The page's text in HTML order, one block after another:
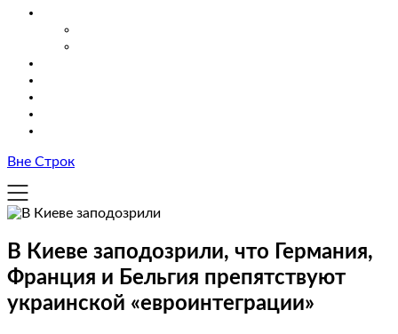
Вне Строк
В Киеве заподозрили, что Германия,
Франция и Бельгия препятствуют
украинской «евроинтеграции»